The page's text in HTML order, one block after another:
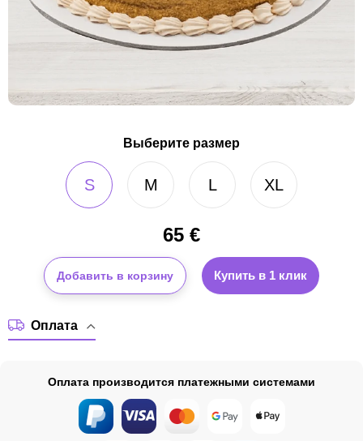
Выберите размер
S M L XL
65 €
Добавить в корзину Купить в 1 клик
Оплата
Оплата производится платежными системами